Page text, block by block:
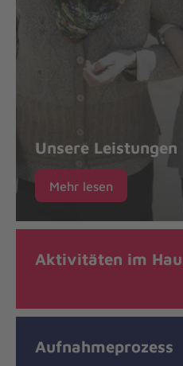
Unsere Leistungen
Mehr lesen
Aktivitäten im
Aufnahmeprozess